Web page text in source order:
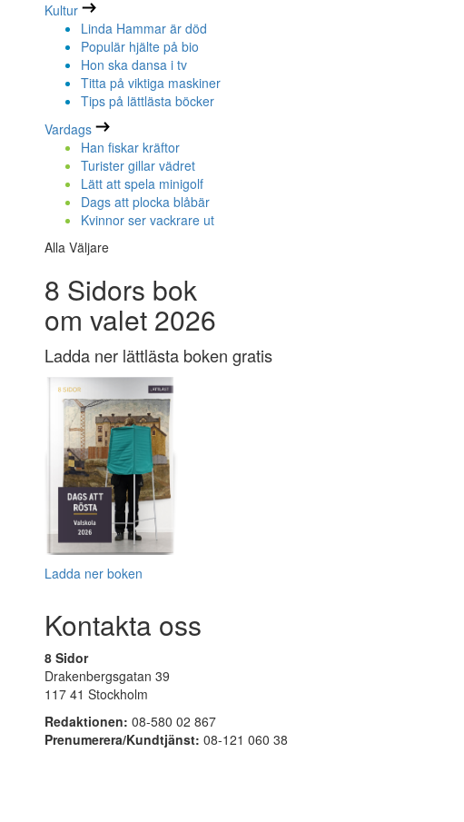
Kultur
Linda Hammar är död
Populär hjälte på bio
Hon ska dansa i tv
Titta på viktiga maskiner
Tips på lättlästa böcker
Vardags
Han fiskar kräftor
Turister gillar vädret
Lätt att spela minigolf
Dags att plocka blåbär
Kvinnor ser vackrare ut
Alla Väljare
8 Sidors bok
om valet 2026
Ladda ner lättlästa boken gratis
Ladda ner boken
Kontakta oss
8 Sidor
Drakenbergsgatan 39
117 41 Stockholm
Redaktionen: 08-580 02 867
Prenumerera/Kundtjänst: 08-121 060 38